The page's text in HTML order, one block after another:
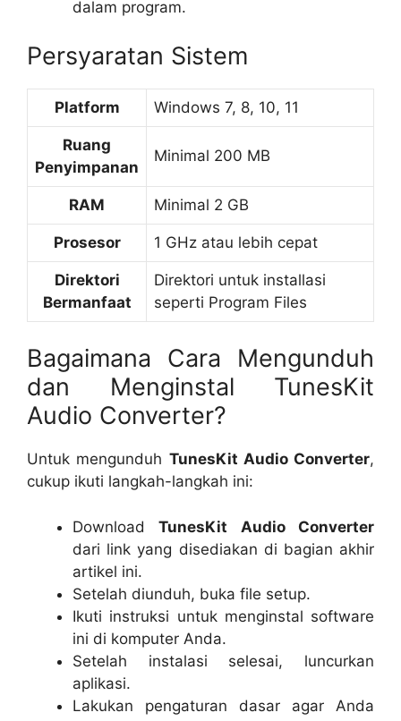
dalam program.
Persyaratan Sistem
Platform Windows 7, 8, 10, 11
Ruang
Penyimpanan
Minimal 200 MB
RAM Minimal 2 GB
Prosesor 1 GHz atau lebih cepat
Direktori
Bermanfaat
Direktori untuk installasi
seperti Program Files
Bagaimana Cara Mengunduh
dan Menginstal TunesKit
Audio Converter?
Untuk mengunduh TunesKit Audio Converter,
cukup ikuti langkah-langkah ini:
DownloadTunesKit Audio Converter
dari link yang disediakan di bagian akhir
artikel ini.
Setelah diunduh, buka file setup.
Ikuti instruksi untuk menginstal software
ini di komputer Anda.
Setelah instalasi selesai, luncurkan
aplikasi.
Lakukan pengaturan dasar agar Anda